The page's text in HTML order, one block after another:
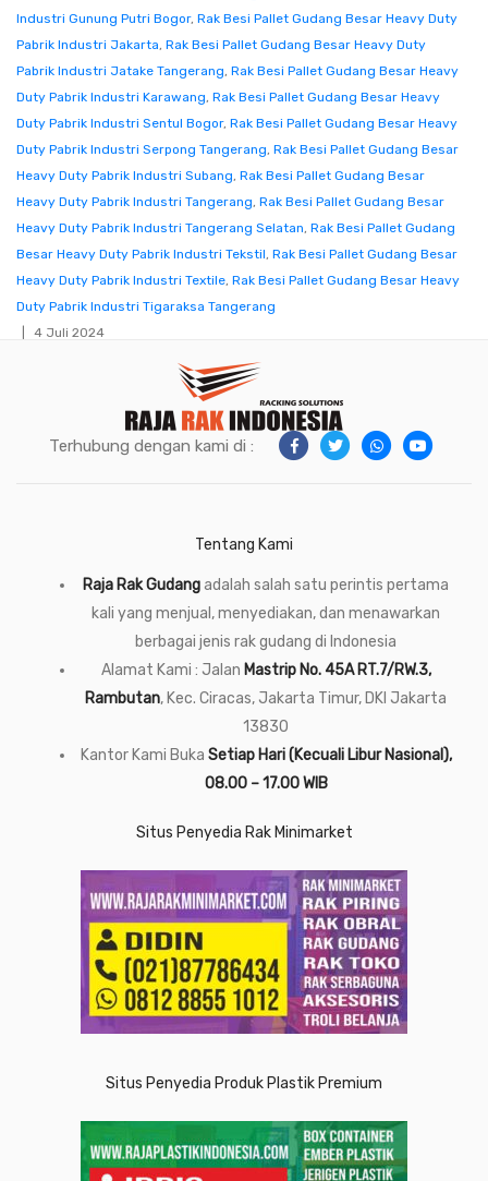
Industri Gunung Putri Bogor, Rak Besi Pallet Gudang Besar Heavy Duty
Pabrik Industri Jakarta, Rak Besi Pallet Gudang Besar Heavy Duty
Pabrik Industri Jatake Tangerang, Rak Besi Pallet Gudang Besar Heavy
Duty Pabrik Industri Karawang, Rak Besi Pallet Gudang Besar Heavy
Duty Pabrik Industri Sentul Bogor, Rak Besi Pallet Gudang Besar Heavy
Duty Pabrik Industri Serpong Tangerang, Rak Besi Pallet Gudang Besar
Heavy Duty Pabrik Industri Subang, Rak Besi Pallet Gudang Besar
Heavy Duty Pabrik Industri Tangerang, Rak Besi Pallet Gudang Besar
Heavy Duty Pabrik Industri Tangerang Selatan, Rak Besi Pallet Gudang
Besar Heavy Duty Pabrik Industri Tekstil, Rak Besi Pallet Gudang Besar
Heavy Duty Pabrik Industri Textile, Rak Besi Pallet Gudang Besar Heavy
Duty Pabrik Industri Tigaraksa Tangerang
4 Juli 2024
Terhubung dengan kami di :
Tentang Kami
Raja Rak Gudangadalah salah satu perintis pertama
kali yang menjual, menyediakan, dan menawarkan
berbagai jenis rak gudang di Indonesia
Alamat Kami : Jalan Mastrip No. 45A RT.7/RW.3,
Rambutan, Kec. Ciracas, Jakarta Timur, DKI Jakarta
13830
Kantor Kami Buka Setiap Hari (Kecuali Libur Nasional),
08.00 – 17.00 WIB
Situs Penyedia Rak Minimarket
Situs Penyedia Produk Plastik Premium